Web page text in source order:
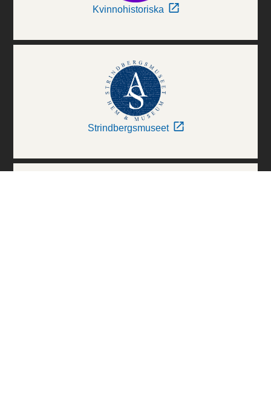
Kvinnohistoriska
Strindbergsmuseet